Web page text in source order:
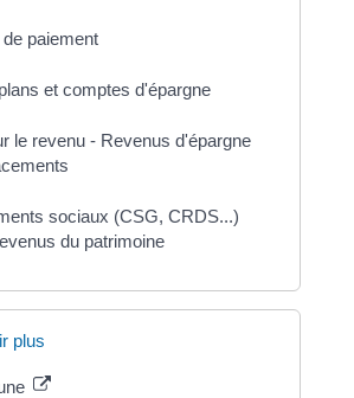
paiement
et comptes d'épargne
le revenu - Revenus d'épargne
sociaux (CSG, CRDS...)
du patrimoine
plus